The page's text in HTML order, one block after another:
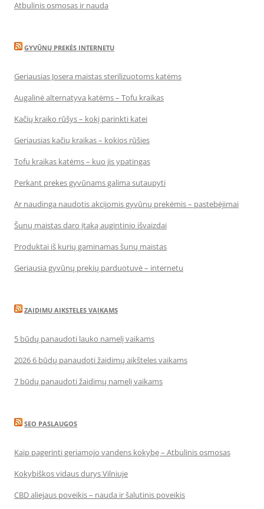
Atbulinis osmosas ir nauda
GYVŪNŲ PREKĖS INTERNETU
Geriausias Josera maistas sterilizuotoms katėms
Augalinė alternatyva katėms – Tofu kraikas
Kačių kraiko rūšys – kokį parinkti katei
Geriausias kačių kraikas – kokios rūšies
Tofu kraikas katėms – kuo jis ypatingas
Perkant prekes gyvūnams galima sutaupyti
Ar naudinga naudotis akcijomis gyvūnų prekėmis – pastebėjimai
Šunų maistas daro įtaką augintinio išvaizdai
Produktai iš kurių gaminamas šunų maistas
Geriausia gyvūnų prekių parduotuvė – internetu
ZAIDIMU AIKSTELES VAIKAMS
5 būdų panaudoti lauko namelį vaikams
2026 6 būdų panaudoti žaidimų aikšteles vaikams
7 būdų panaudoti žaidimų namelį vaikams
SEO PASLAUGOS
Kaip pagerinti geriamojo vandens kokybę – Atbulinis osmosas
Kokybiškos vidaus durys Vilniuje
CBD aliejaus poveikis – nauda ir šalutinis poveikis